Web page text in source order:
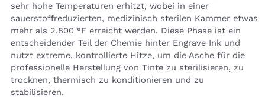
sehr hohe Temperaturen erhitzt, wobei in einer
sauerstoffreduzierten, medizinisch sterilen Kammer etwas
mehr als 2.800 °F erreicht werden. Diese Phase ist ein
entscheidender Teil der Chemie hinter Engrave Ink und
nutzt extreme, kontrollierte Hitze, um die Asche für die
professionelle Herstellung von Tinte zu sterilisieren, zu
trocknen, thermisch zu konditionieren und zu
stabilisieren.